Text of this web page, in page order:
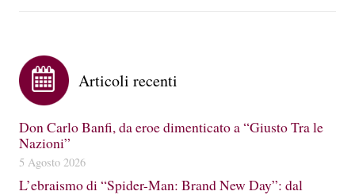
Articoli recenti
Don Carlo Banfi, da eroe dimenticato a “Giusto Tra le
Nazioni”
5 Agosto 2026
L’ebraismo di “Spider-Man: Brand New Day”: dal